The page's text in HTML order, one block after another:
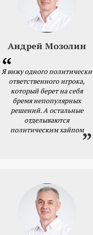
Андрей Мозолин
Я вижу одного политически
ответственного игрока,
который берет на себя
бремя непопулярных
решений. А остальные
отделываются
политическим хайпом